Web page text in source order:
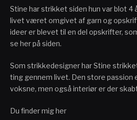
Stine har strikket siden hun var blot 4
livet været omgivet af garn og
ideer er blevet til en del opskrifter,
se her på siden.
Som strikkedesigner har Stine
ting gennem livet. Den store passion
voksne, men også interiør er der
Du finder mig her